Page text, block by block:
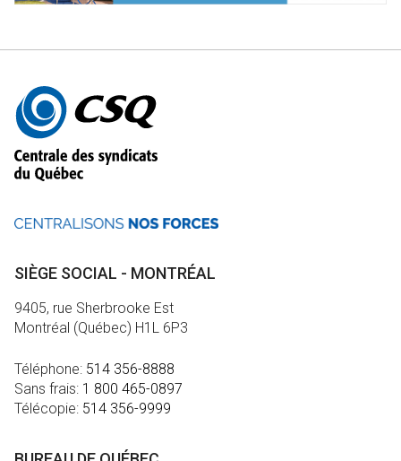
Autres
informations
SIÈGE SOCIAL - MONTRÉAL
9405, rue Sherbrooke Est
Montréal (Québec) H1L 6P3
Téléphone: 514 356-8888
Sans frais: 1 800 465-0897
Télécopie: 514 356-9999